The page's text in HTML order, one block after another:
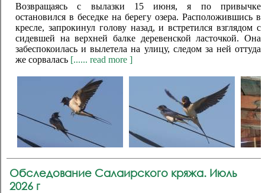
Возвращаясь с вылазки 15 июня, я по привычке
остановился в беседке на берегу озера. Расположившись в
кресле, запрокинул голову назад, и встретился взглядом с
сидевшей на верхней балке деревенской ласточкой. Она
забеспокоилась и вылетела на улицу, следом за ней оттуда
же сорвалась [...... read more ]
Обследование Салаирского кряжа. Июль
2026 г